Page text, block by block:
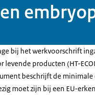
bij het werkvoorschrift
producten (HT-
beschrijft de minimale
moet zijn bij een EU-